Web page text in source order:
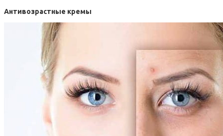
Антивозрастные кремы